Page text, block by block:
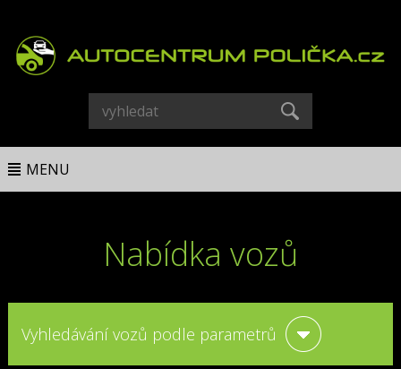
MENU
Nabídka vozů
Vyhledávání vozů podle parametrů